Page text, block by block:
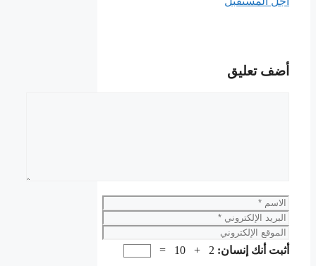
أضف تعليق
الاسم
البريد
الإلكتروني
الموقع
الإلكتروني
أثبت أنك إنسان: 2 + 10 =